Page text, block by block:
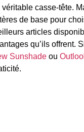
véritable casse-tête.
de base pour
articles
qu’ils offrent.
Sunshade ou